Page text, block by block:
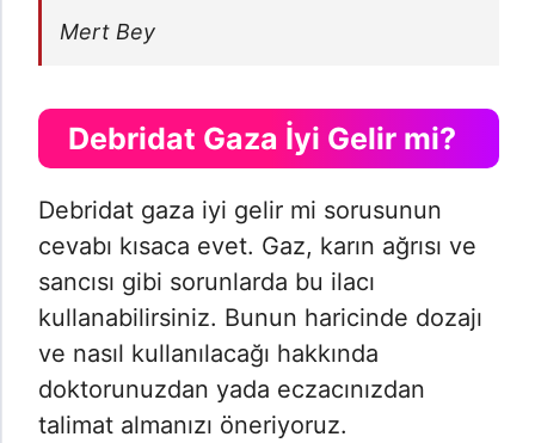
Mert Bey
Debridat Gaza İyi Gelir mi?
Debridat gaza iyi gelir mi sorusunun
cevabı kısaca evet. Gaz, karın ağrısı ve
sancısı gibi sorunlarda bu ilacı
kullanabilirsiniz. Bunun haricinde dozajı
ve nasıl kullanılacağı hakkında
doktorunuzdan yada eczacınızdan
talimat almanızı öneriyoruz.